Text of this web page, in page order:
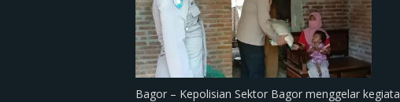
Bagor – Kepolisian Sektor Bagor menggelar